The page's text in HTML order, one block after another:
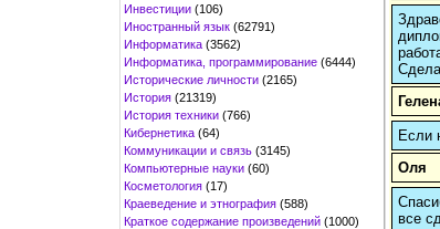
Инвестиции (106)
Иностранный язык (62791)
Информатика (3562)
Информатика, программирование (6444)
Исторические личности (2165)
История (21319)
История техники (766)
Кибернетика (64)
Коммуникации и связь (3145)
Компьютерные науки (60)
Косметология (17)
Краеведение и этнография (588)
Краткое содержание произведений (1000)
Если
Оля
все